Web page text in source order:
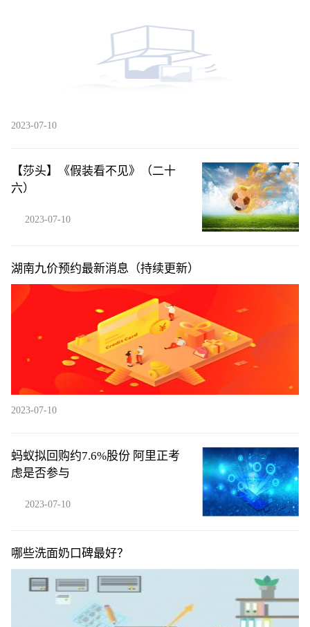
2023-07-10
【莎头】《假装看不见》（二十
六）
2023-07-10
湖南九价预约最新消息（持续更新）
2023-07-10
蚂蚁拟回购约7.6%股份 阿里正考
虑是否参与
2023-07-10
哪些洗面奶口碑最好？